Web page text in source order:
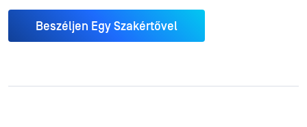
Beszéljen Egy Szakértővel